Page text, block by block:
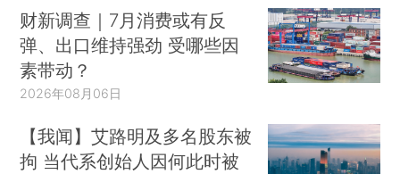
财新调查｜7月消费或有反
弹、出口维持强劲 受哪些因
素带动？
2026年08月06日
【我闻】艾路明及多名股东被
拘 当代系创始人因何此时被